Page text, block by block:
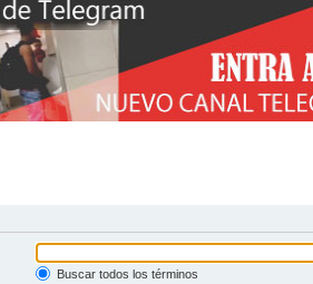
Buscar todos los términos